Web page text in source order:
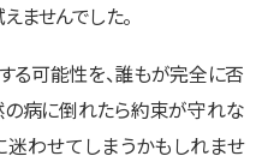
ませんでした。
る可能性を、誰もが完全に否
の病に倒れたら約束が守れな
わせてしまうかもしれませ